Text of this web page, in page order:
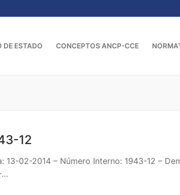
DE ESTADO CONCEPTOS ANCP-CCE
12
02-2014 – Número Interno: 1943-12 –